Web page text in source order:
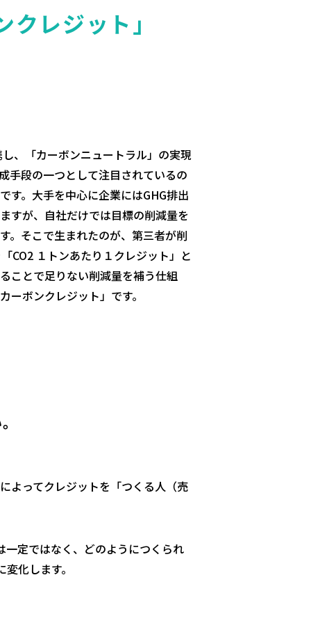
レジット」
、「カーボンニュートラル」の実現
手段の一つとして注目されているの
す。大手を中心に企業にはGHG排出
すが、自社だけでは目標の削減量を
。そこで生まれたのが、第三者が削
CO2 １トンあたり１クレジット」と
ことで足りない削減量を補う仕組
ーボンクレジット」です。
よってクレジットを「つくる人（売
定ではなく、どのようにつくられ
化します。